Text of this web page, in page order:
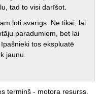
tad to visi darīšot.
ļoti svarīgs. Ne tikai, lai
paradumiem, bet lai
tos ekspluatē
jaunu.
termiņš - motora resurss.